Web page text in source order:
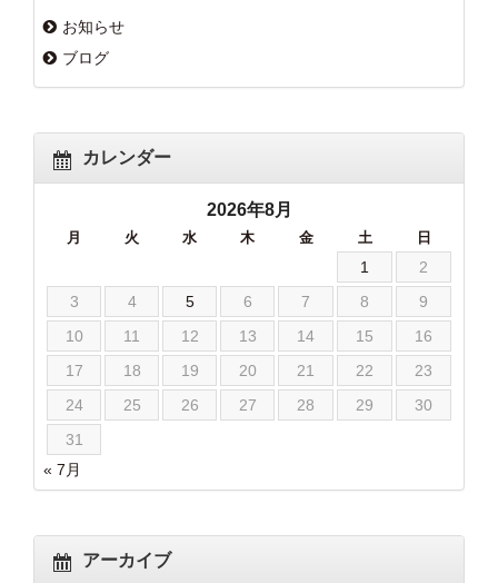
お知らせ
ブログ
カレンダー
2026年8月
月 火 水 木 金 土 日
1
2
3
4 5 6 7 8
9
10
11 12 13 14 15
16
17
18 19 20 21 22
23
24
25 26 27 28 29
30
31
« 7月
アーカイブ